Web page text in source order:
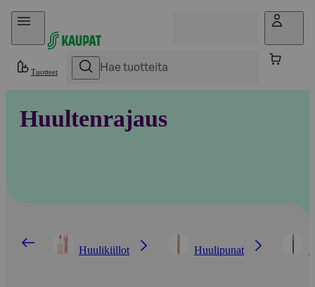
Hyppää sisältöön
Tuotteet
Huultenrajaus
Huulikiillot Huulipunat